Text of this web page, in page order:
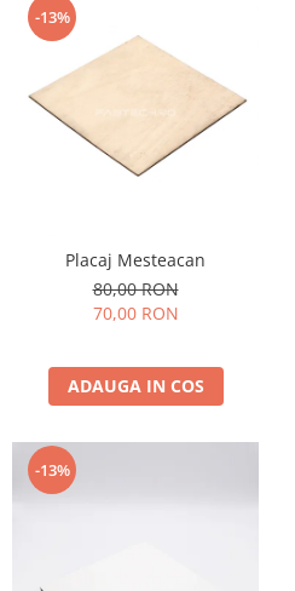
-13%
Placaj Mesteacan
80,00 RON
70,00 RON
ADAUGA IN COS
-13%